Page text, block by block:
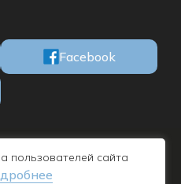
Facebook
пользователей сайта
220100, г. Минск, ул. М.
УНП 192732019 - дата